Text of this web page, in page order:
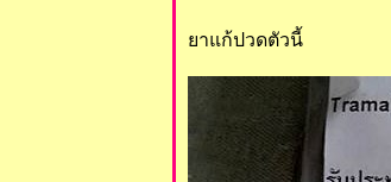
าแก้ปวดตัวนี้